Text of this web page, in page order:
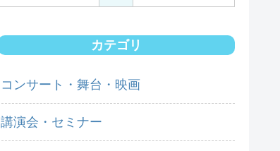
カテゴリ
コンサート・舞台・映画
講演会・セミナー